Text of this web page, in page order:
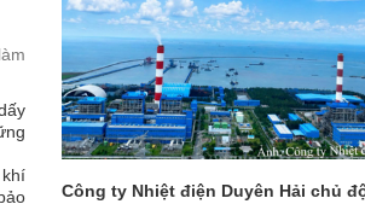
Công ty Nhiệt điện Duyên Hải chủ